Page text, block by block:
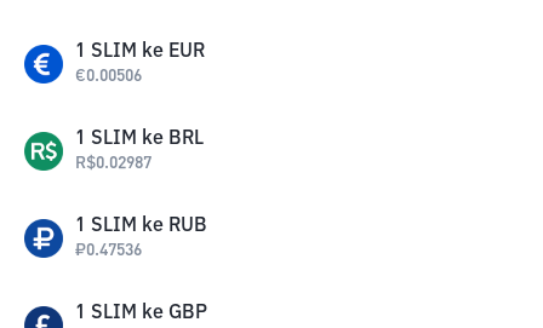
1 SLIM ke EUR
€0.00506
1 SLIM ke BRL
R$0.02987
1 SLIM ke RUB
₽0.47536
1 SLIM ke GBP